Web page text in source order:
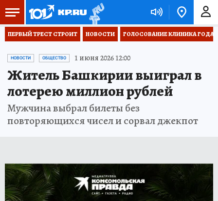
ПЕРВЫЙ ТРЕСТ СТРОИТ НОВОСТИ ГОЛОСОВАНИЕ КЛИНИКА ГОДА
НОВОСТИ ОБЩЕСТВО 1 июня 2026 12:00
Житель Башкирии выиграл в
лотерею миллион рублей
Мужчина выбрал билеты без
повторяющихся чисел и сорвал джекпот